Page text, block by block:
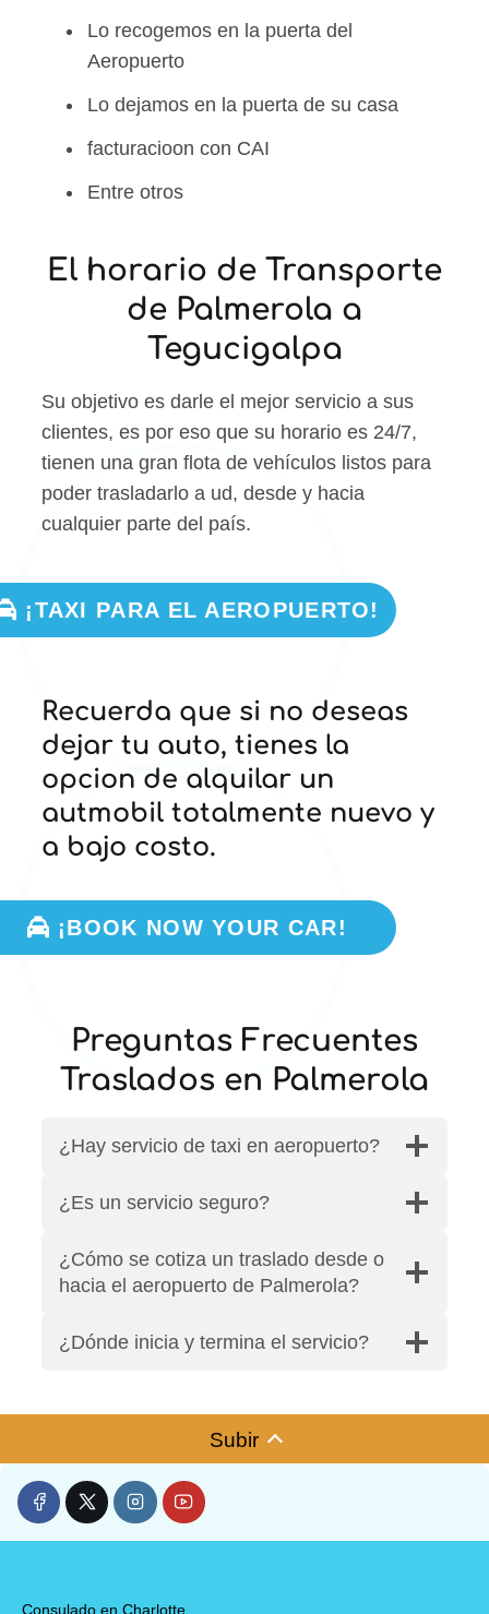
Lo recogemos en la puerta del
Aeropuerto
Lo dejamos en la puerta de su casa
facturacioon con CAI
Entre otros
El horario de Transporte
de Palmerola a
Tegucigalpa
Su objetivo es darle el mejor servicio a sus
clientes, es por eso que su horario es 24/7,
tienen una gran flota de vehículos listos para
poder trasladarlo a ud, desde y hacia
cualquier parte del país.
¡TAXI PARA EL AEROPUERTO!
Recuerda que si no deseas
dejar tu auto, tienes la
opcion de alquilar un
autmobil totalmente nuevo y
a bajo costo.
¡BOOK NOW YOUR CAR!
Preguntas Frecuentes
Traslados en Palmerola
¿Hay servicio de taxi en aeropuerto?
¿Es un servicio seguro?
¿Cómo se cotiza un traslado desde o
hacia el aeropuerto de Palmerola?
¿Dónde inicia y termina el servicio?
Subir
Consulado en Charlotte